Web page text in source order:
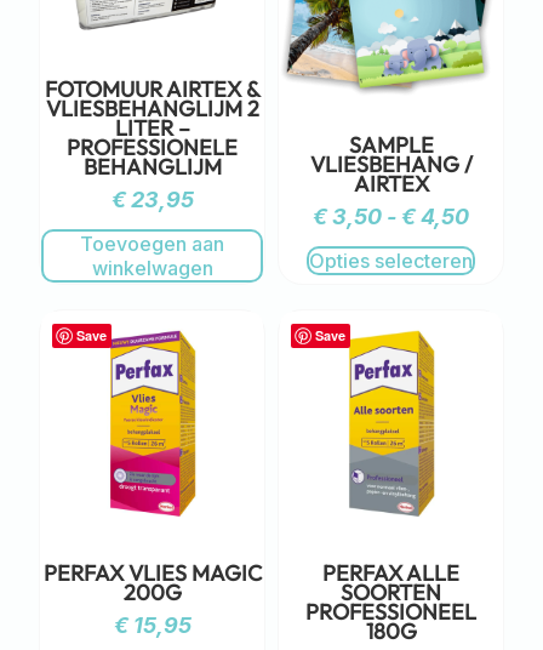
FOTOMUUR AIRTEX &
VLIESBEHANGLIJM 2
LITER –
PROFESSIONELE
BEHANGLIJM
€23,95
Toevoegen aan
winkelwagen
SAMPLE
VLIESBEHANG /
AIRTEX
€3,50 - €4,50
Opties selecteren
Save
PERFAX VLIES MAGIC
200G
€15,95
Save
PERFAX ALLE
SOORTEN
PROFESSIONEEL
180G